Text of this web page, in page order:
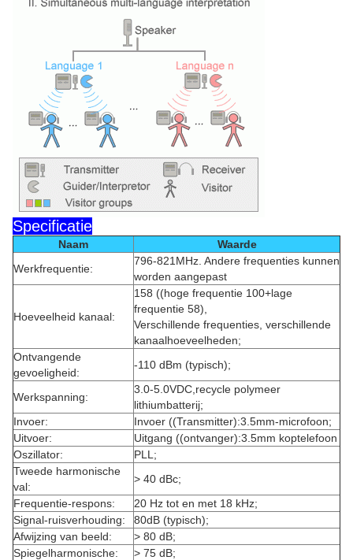
Specificatie
Naam
Waarde
Werkfrequentie:
796-821MHz. Andere frequenties kunnen
worden aangepast
Hoeveelheid kanaal:
158 ((hoge frequentie 100+lage
frequentie 58),
Verschillende frequenties, verschillende
kanaalhoeveelheden;
Ontvangende
gevoeligheid:
-110 dBm (typisch);
Werkspanning:
3.0-5.0VDC,recycle polymeer
lithiumbatterij;
Invoer:
Invoer ((Transmitter):3.5mm-microfoon;
Uitvoer:
Uitgang ((ontvanger):3.5mm koptelefoon
Oszillator:
PLL;
Tweede harmonische
val:
> 40 dBc;
Frequentie-respons:
20 Hz tot en met 18 kHz;
Signal-ruisverhouding:
80dB (typisch);
Afwijzing van beeld:
> 80 dB;
Spiegelharmonische:
> 75 dB;